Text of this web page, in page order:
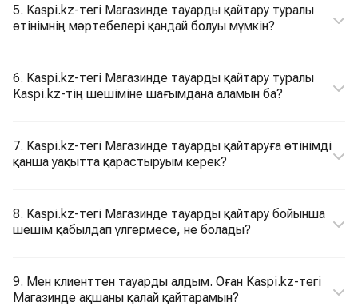
5. Kaspi.kz-тегі Магазинде тауарды қайтару туралы
өтінімнің мәртебелері қандай болуы мүмкін?
6. Kaspi.kz-тегі Магазинде тауарды қайтару туралы
Kaspi.kz-тің шешіміне шағымдана аламын ба?
7. Kaspi.kz-тегі Магазинде тауарды қайтаруға өтінімді
қанша уақытта қарастыруым керек?
8. Kaspi.kz-тегі Магазинде тауарды қайтару бойынша
шешім қабылдап үлгермесе, не болады?
9. Мен клиенттен тауарды алдым. Оған Kaspi.kz-тегі
Магазинде ақшаны қалай қайтарамын?